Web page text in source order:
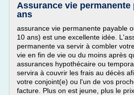
Assurance vie permanente
ans
assurance vie permanente payable
10 ans) est une excellente idée.
permanente va servir à combler
vie en fin de vie ou du moins après
assurances hypothécaire ou
servira à couvrir les frais au décès
votre conjoint(e) ou l'un de vos
facture. Plus on est jeune, plus le